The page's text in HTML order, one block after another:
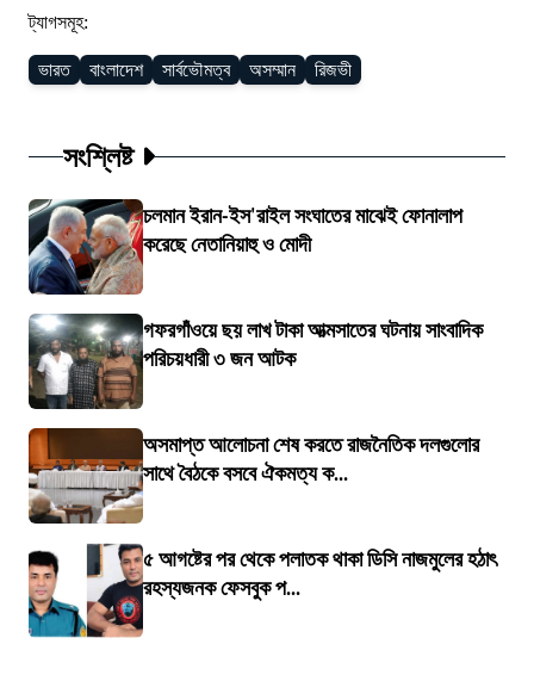
ট্যাগসমূহ:
ভারত বাংলাদেশ সার্বভৌমত্ব অসম্মান রিজভী
সংশ্লিষ্ট
চলমান ইরান-ইস'রাইল সংঘাতের মাঝেই ফোনালাপ
করেছে নেতানিয়াহু ও মোদী
গফরগাঁওয়ে ছয় লাখ টাকা আত্মসাতের ঘটনায় সাংবাদিক
পরিচয়ধারী ৩ জন আটক
অসমাপ্ত আলোচনা শেষ করতে রাজনৈতিক দলগুলোর
সাথে বৈঠকে বসবে ঐকমত্য ক...
৫ আগষ্টের পর থেকে পলাতক থাকা ডিসি নাজমুলের হঠাৎ
রহস্যজনক ফেসবুক প...